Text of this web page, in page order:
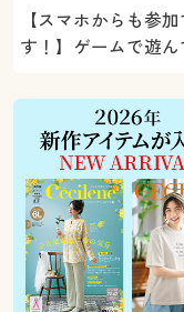
【スマホからも参
す！】ゲームで遊ん
ト！